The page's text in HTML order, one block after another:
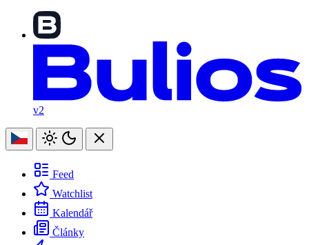
v2
Feed
Watchlist
Kalendář
Články